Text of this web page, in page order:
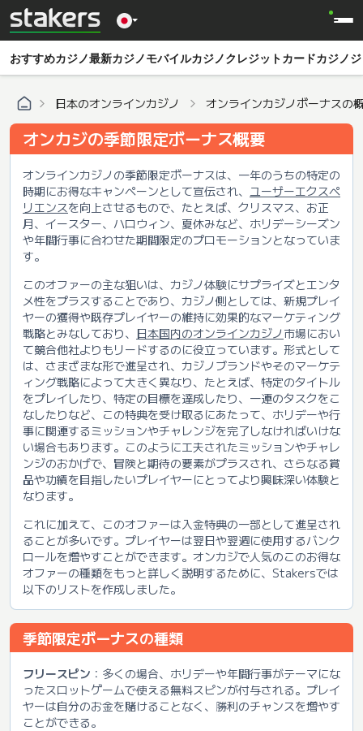
おすすめカジノ最新カジノモバイルカジノクレジットカードカジノ
日本のオンラインカジノ オンラインカジノボーナスの
オンカジの季節限定ボーナス概要
オンラインカジノの季節限定ボーナスは、一年のうちの特定の
時期にお得なキャンペーンとして宣伝され、 ユーザーエクスペ
リエンスを向上させるもので、たとえば、クリスマス、お正
月、イースター、ハロウィン、夏休みなど、ホリデーシーズン
や年間行事に合わせた期間限定のプロモーションとなっていま
す。
このオファーの主な狙いは、カジノ体験にサプライズとエンタ
メ性をプラスすることであり、カジノ側としては、新規プレイ
ヤーの獲得や既存プレイヤーの維持に効果的なマーケティング
戦略とみなしており、 日本国内のオンラインカジノ 市場におい
て競合他社よりもリードするのに役立っています。形式として
は、さまざまな形で進呈され、カジノブランドやそのマーケテ
ィング戦略によって大きく異なり、たとえば、特定のタイトル
をプレイしたり、特定の目標を達成したり、一連のタスクをこ
なしたりなど、この特典を受け取るにあたって、ホリデーや行
事に関連するミッションやチャレンジを完了しなければいけな
い場合もあります。このように工夫されたミッションやチャレ
ンジのおかげで、冒険と期待の要素がプラスされ、さらなる賞
品や功績を目指したいプレイヤーにとってより興味深い体験と
なります。
これに加えて、このオファーは入金特典の一部として進呈され
ることが多いです。プレイヤーは翌日や翌週に使用するバンク
ロールを増やすことができます。オンカジで人気のこのお得な
オファーの種類をもっと詳しく説明するために、Stakersでは
以下のリストを作成しました。
季節限定ボーナスの種類
フリースピン ：多くの場合、ホリデーや年間行事がテーマにな
ったスロットゲームで使える無料スピンが付与される。プレイ
ヤーは自分のお金を賭けることなく、勝利のチャンスを増やす
ことができる。